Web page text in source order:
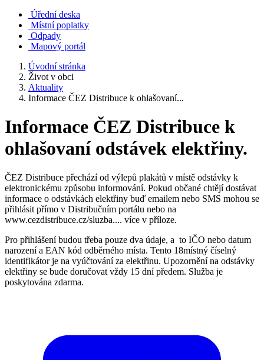
Úřední deska
Místní poplatky
Odpady
Mapový portál
Úvodní stránka
Život v obci
Aktuality
Informace ČEZ Distribuce k ohlašovaní...
Informace ČEZ Distribuce k
ohlašovaní odstávek elektřiny.
ČEZ Distribuce přechází od výlepů plakátů v místě odstávky k
elektronickému způsobu informování. Pokud občané chtějí dostávat
informace o odstávkách elektřiny buď emailem nebo SMS mohou se
přihlásit přímo v Distribučním portálu nebo na
www.cezdistribuce.cz/sluzba.... více v příloze.
Pro přihlášení budou třeba pouze dva údaje, a to IČO nebo datum
narození a EAN kód odběrného místa. Tento 18místný číselný
identifikátor je na vyúčtování za elektřinu. Upozornění na odstávky
elektřiny se bude doručovat vždy 15 dní předem. Služba je
poskytována zdarma.